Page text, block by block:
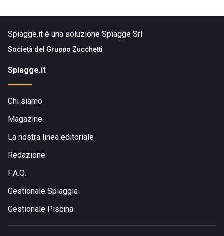
Spiagge.it è una soluzione Spiagge Srl
Società del Gruppo Zucchetti
Spiagge.it
Chi siamo
Magazine
La nostra linea editoriale
Redazione
F.A.Q.
Gestionale Spiaggia
Gestionale Piscina